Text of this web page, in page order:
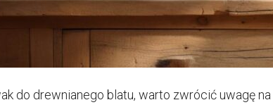
do drewnianego blatu, warto zwrócić uwagę